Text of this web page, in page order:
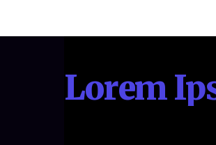
Lorem